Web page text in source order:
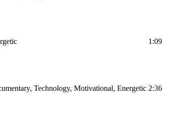
1:09
Technology, Motivational, Energetic 2:36